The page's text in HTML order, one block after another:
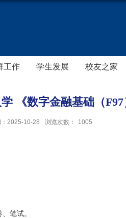
工作 学生发展 校友之家
《数字金融基础（
2025-10-28 浏览次数： 1005
笔试。